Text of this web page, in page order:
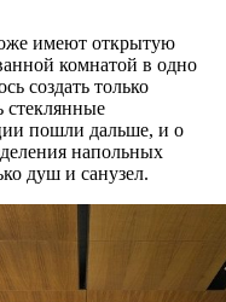
имеют открытую
комнатой в одно
создать только
стеклянные
пошли дальше, и о
напольных
душ и санузел.